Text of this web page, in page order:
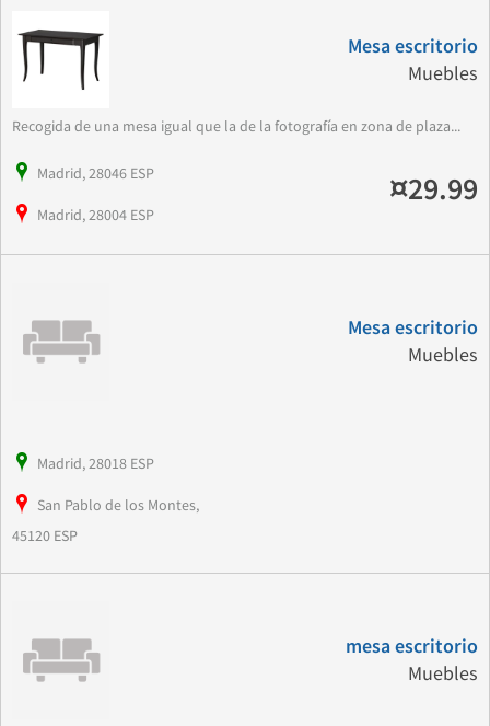
Mesa escritorio
Muebles
Recogida de una mesa igual que la de la fotografía en zona de plaza...
Madrid, 28046 ESP
Madrid, 28004 ESP
¤29.99
Mesa escritorio
Muebles
Madrid, 28018 ESP
San Pablo de los Montes,
45120 ESP
mesa escritorio
Muebles